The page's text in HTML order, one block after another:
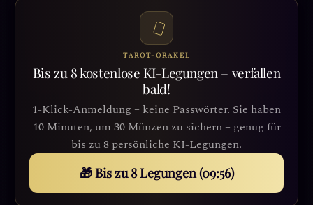
TAROT-ORAKEL
Bis zu 8 kostenlose KI-Legungen – verfallen
bald!
1-Klick-Anmeldung – keine Passwörter. Sie haben
10 Minuten, um 30 Münzen zu sichern – genug für
bis zu 8 persönliche KI-Legungen.
🎁 Bis zu 8 Legungen (09:53)